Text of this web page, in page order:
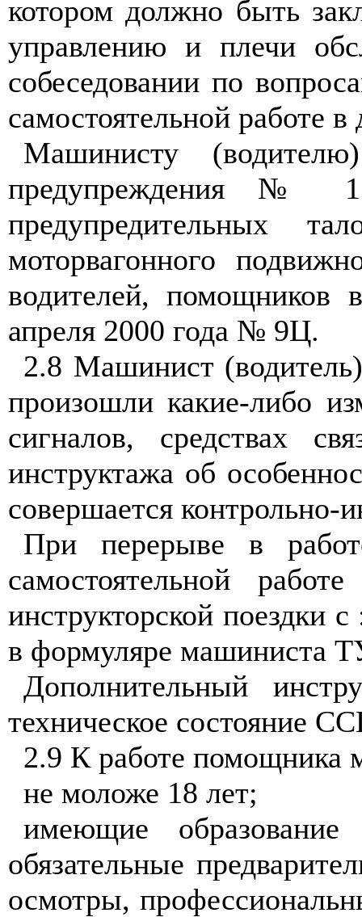
котором должно быть
управлению и плечи
собеседовании по
самостоятельной работе
Машинисту
предупреждения № 1
предупредительных
моторвагонного
водителей, помощников
апреля 2000 года № 9Ц.
2.8 Машинист
произошли какие-либо
сигналов, средствах
инструктажа об
совершается контрольно-
При перерыве в
самостоятельной
инструкторской поездки
в формуляре машиниста
Дополнительный
техническое состояние
2.9 К работе помощника
не моложе 18 лет;
имеющие
обязательные
осмотры,